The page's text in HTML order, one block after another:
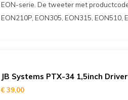
EON-serie. De tweeter met
EON210P, EON305, EON315, EON510,
JB Systems PTX-34 1,5inch
€ 39,00